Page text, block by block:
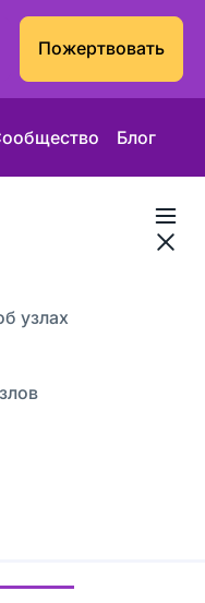
Пожертвовать
Блог
узлах